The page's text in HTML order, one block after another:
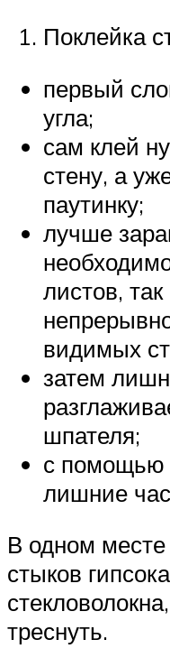
Поклейка
первый
угла;
сам клей
стену, а
паутинку;
лучше
листов,
видимых
затем
шпателя;
с помощью
лишние
В одном
стыков
треснуть.